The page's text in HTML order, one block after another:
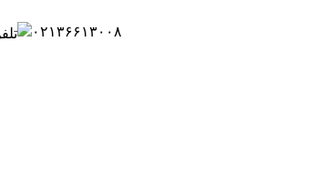
۰۲۱۳۶۶۱۳۰۰۸